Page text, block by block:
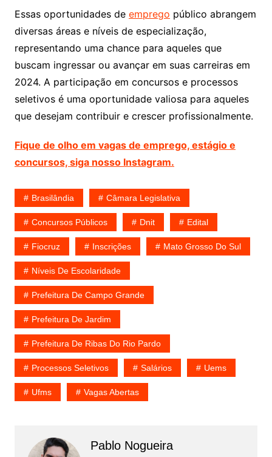
Essas oportunidades de emprego público abrangem
diversas áreas e níveis de especialização,
representando uma chance para aqueles que
buscam ingressar ou avançar em suas carreiras em
2024. A participação em concursos e processos
seletivos é uma oportunidade valiosa para aqueles
que desejam contribuir e crescer profissionalmente.
Fique de olho em vagas de emprego, estágio e
concursos, siga nosso Instagram.
Brasilândia Câmara Legislativa
Concursos Públicos Dnit Edital
Fiocruz Inscrições Mato Grosso Do Sul
Níveis De Escolaridade
Prefeitura De Campo Grande
Prefeitura De Jardim
Prefeitura De Ribas Do Rio Pardo
Processos Seletivos Salários Uems
Ufms Vagas Abertas
Pablo Nogueira